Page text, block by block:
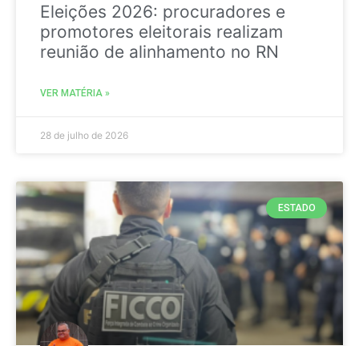
Eleições 2026: procuradores e
promotores eleitorais realizam
reunião de alinhamento no RN
VER MATÉRIA »
28 de julho de 2026
ESTADO